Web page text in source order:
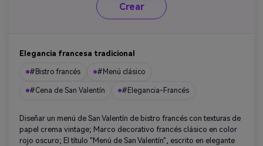
Crear
Elegancia francesa tradicional
#Bistro francés #Menú clásico
#Cena de San Valentín #Elegancia-Francés
Diseñar un menú de San Valentín de bistro francés con texturas de
papel crema vintage; Marco decorativo francés clásico en color
rojo oscuro; El título "Menú de San Valentín", escrito en elegante